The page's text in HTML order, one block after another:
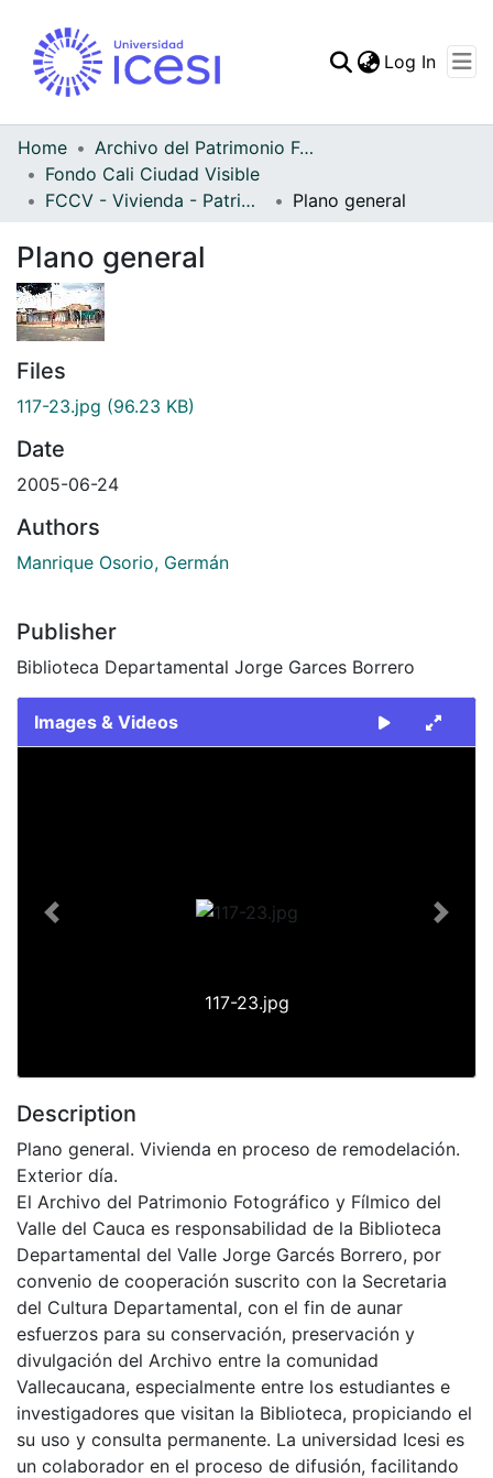
Log In
Home
Archivo del Patrimonio Fotográfico y Fílmico del Valle del Cauca
Fondo Cali Ciudad Visible
FCCV - Vivienda - Patrimonial
Plano general
Plano general
Files
117-23.jpg (96.23 KB)
Date
2005-06-24
Authors
Manrique Osorio, Germán
Publisher
Biblioteca Departamental Jorge Garces Borrero
Images & Videos
117-23.jpg
Previous Next
Description
Plano general. Vivienda en proceso de remodelación.
Exterior día.
El Archivo del Patrimonio Fotográfico y Fílmico del
Valle del Cauca es responsabilidad de la Biblioteca
Departamental del Valle Jorge Garcés Borrero, por
convenio de cooperación suscrito con la Secretaria
del Cultura Departamental, con el fin de aunar
esfuerzos para su conservación, preservación y
divulgación del Archivo entre la comunidad
Vallecaucana, especialmente entre los estudiantes e
investigadores que visitan la Biblioteca, propiciando el
su uso y consulta permanente. La universidad Icesi es
un colaborador en el proceso de difusión, facilitando